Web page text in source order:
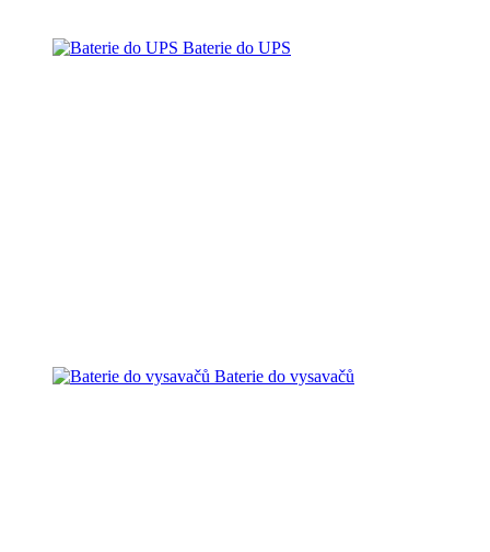
Baterie do UPS
Baterie do vysavačů